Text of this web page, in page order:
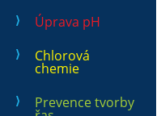
Úprava pH
Chlorová
chemie
Prevence tvorby